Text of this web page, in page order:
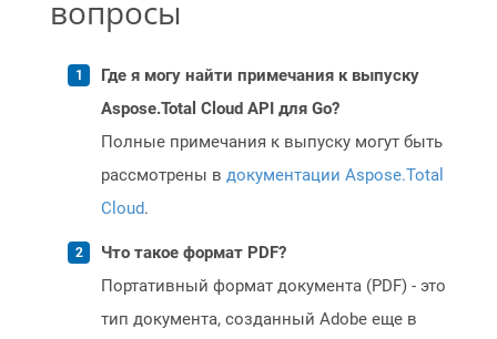
вопросы
Где я могу найти примечания к выпуску
Aspose.Total Cloud API для Go?
Полные примечания к выпуску могут быть
рассмотрены в документации Aspose.Total
Cloud.
Что такое формат PDF?
Портативный формат документа (PDF) - это
тип документа, созданный Adobe еще в